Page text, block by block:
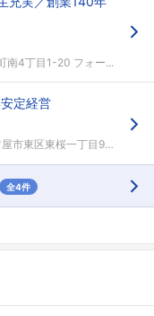
せんか？
南4丁目1-20 フォー...
定経営
東区東桜一丁目9-29 ...
全4件